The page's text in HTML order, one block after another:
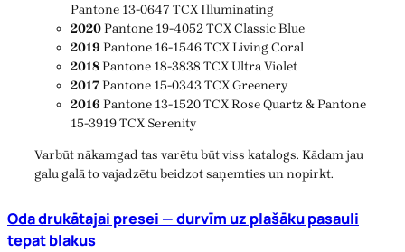
Pantone 13-0647 TCX Illuminating
2020Pantone 19-4052 TCX Classic Blue
2019 Pantone 16-1546 TCX Living Coral
2018Pantone 18-3838 TCX Ultra Violet
2017Pantone 15-0343 TCX Greenery
2016 Pantone 13-1520 TCX Rose Quartz & Pantone
15-3919 TCX Serenity
Varbūt nākamgad tas varētu būt viss katalogs. Kādam jau
galu galā to vajadzētu beidzot saņemties un nopirkt.
Oda drukātajai presei — durvīm uz plašāku pasauli
tepat blakus